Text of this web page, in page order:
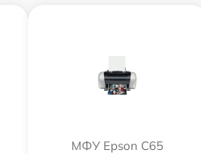
МФУ Epson C65